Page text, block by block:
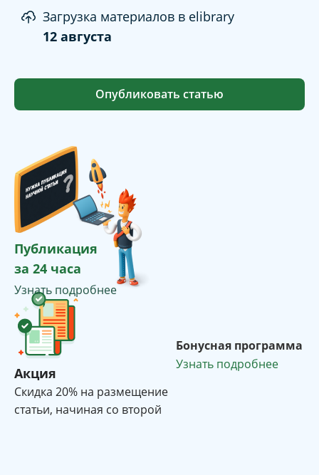
Загрузка материалов в elibrary
12 августа
Опубликовать статью
Публикация
за 24 часа
Узнать подробнее
Акция
Cкидка 20% на размещение
статьи, начиная со второй
Бонусная программа
Узнать подробнее